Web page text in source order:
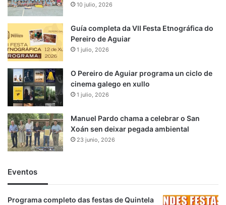
10 julio, 2026
Guía completa da VII Festa Etnográfica do
Pereiro de Aguiar
1 julio, 2026
O Pereiro de Aguiar programa un ciclo de
cinema galego en xullo
1 julio, 2026
Manuel Pardo chama a celebrar o San
Xoán sen deixar pegada ambiental
23 junio, 2026
Eventos
Programa completo das festas de Quintela